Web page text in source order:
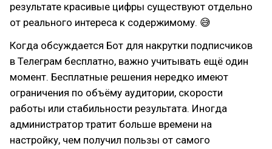
результате красивые цифры существуют отдельно
от реального интереса к содержимому. 😅
Когда обсуждается Бот для накрутки подписчиков
в Телеграм бесплатно, важно учитывать ещё один
момент. Бесплатные решения нередко имеют
ограничения по объёму аудитории, скорости
работы или стабильности результата. Иногда
администратор тратит больше времени на
настройку, чем получил пользы от самого